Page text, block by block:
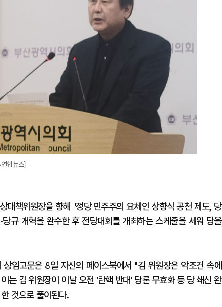
합뉴스]
대책위원장을 향해 "정당 민주주의 요체인 상향식 공천 제도, 당
규 개혁을 완수한 후 전당대회를 개최하는 스케줄을 세워 당을
임고문은 8일 자신의 페이스북에서 "김 위원장은 악조건 속에
는 김 위원장이 이날 오전 '탄핵 반대' 당론 무효화 등 당 쇄신 완
것으로 풀이된다.